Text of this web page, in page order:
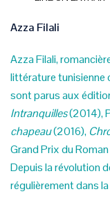
Azza Filali
Azza Filali,
littérature tunisienne
sont parus aux
Intranquilles(2014),
chapeau(2016),
Grand Prix du
Depuis la révolution
régulièrement dans